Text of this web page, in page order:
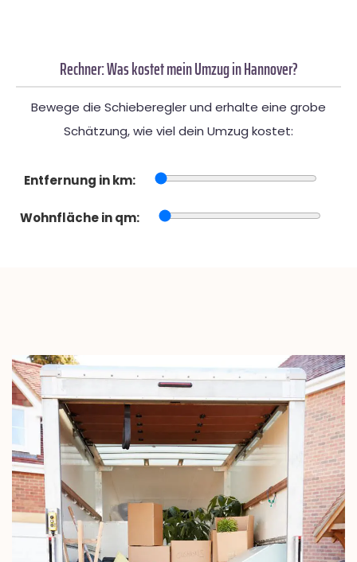
Rechner: Was kostet mein Umzug in Hannover?
Bewege die Schieberegler und erhalte eine grobe
Schätzung, wie viel dein Umzug kostet:
Entfernung in km:
Wohnfläche in qm: